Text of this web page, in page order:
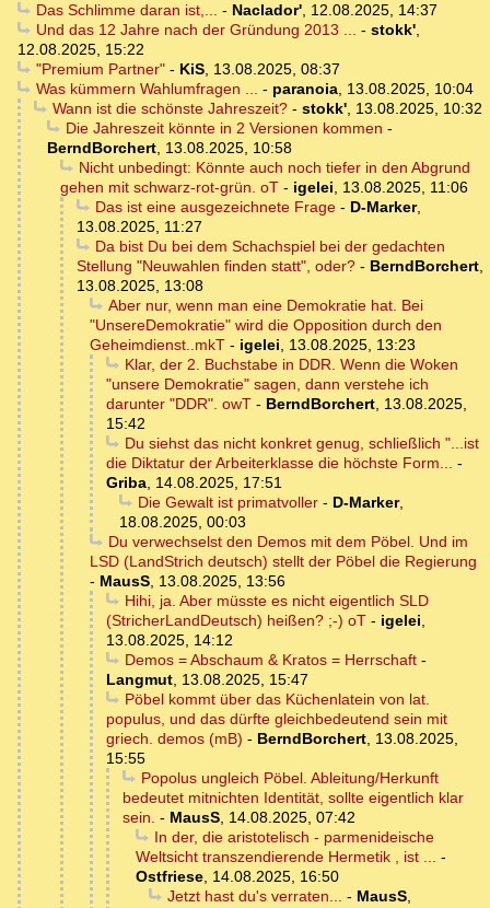
Das Schlimme daran ist,... - Naclador', 12.08.2025, 14:37
Und das 12 Jahre nach der Gründung 2013 ... - stokk',
12.08.2025, 15:22
"Premium Partner"- KiS, 13.08.2025, 08:37
Was kümmern Wahlumfragen ... - paranoia, 13.08.2025, 10:04
Wann ist die schönste Jahreszeit?- stokk', 13.08.2025, 10:32
Die Jahreszeit könnte in 2 Versionen kommen -
BerndBorchert, 13.08.2025, 10:58
Nicht unbedingt: Könnte auch noch tiefer in den Abgrund
gehen mit schwarz-rot-grün. oT - igelei, 13.08.2025, 11:06
Das ist eine ausgezeichnete Frage- D-Marker,
13.08.2025, 11:27
Da bist Du bei dem Schachspiel bei der gedachten
Stellung "Neuwahlen finden statt", oder? - BerndBorchert,
13.08.2025, 13:08
Aber nur, wenn man eine Demokratie hat. Bei
"UnsereDemokratie" wird die Opposition durch den
Geheimdienst..mkT - igelei, 13.08.2025, 13:23
Klar, der 2. Buchstabe in DDR. Wenn die Woken
"unsere Demokratie" sagen, dann verstehe ich
darunter "DDR". owT - BerndBorchert, 13.08.2025,
15:42
Du siehst das nicht konkret genug, schließlich "...ist
die Diktatur der Arbeiterklasse die höchste Form... -
Griba, 14.08.2025, 17:51
Die Gewalt ist primatvoller- D-Marker,
18.08.2025, 00:03
Du verwechselst den Demos mit dem Pöbel. Und im
LSD (LandStrich deutsch) stellt der Pöbel die Regierung
- MausS, 13.08.2025, 13:56
Hihi, ja. Aber müsste es nicht eigentlich SLD
(StricherLandDeutsch) heißen? ;-) oT - igelei,
13.08.2025, 14:12
Demos = Abschaum & Kratos = Herrschaft-
Langmut, 13.08.2025, 15:47
Pöbel kommt über das Küchenlatein von lat.
populus, und das dürfte gleichbedeutend sein mit
griech. demos (mB) - BerndBorchert, 13.08.2025,
15:55
Popolus ungleich Pöbel. Ableitung/Herkunft
bedeutet mitnichten Identität, sollte eigentlich klar
sein. - MausS, 14.08.2025, 07:42
In der, die aristotelisch - parmenideische
Weltsicht transzendierende Hermetik , ist ... -
Ostfriese, 14.08.2025, 16:50
Jetzt hast du's verraten... - MausS,